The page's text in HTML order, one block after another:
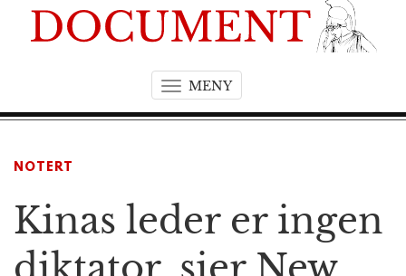
MENYT
o
a
i
NOTERT
Kinas leder er ingen